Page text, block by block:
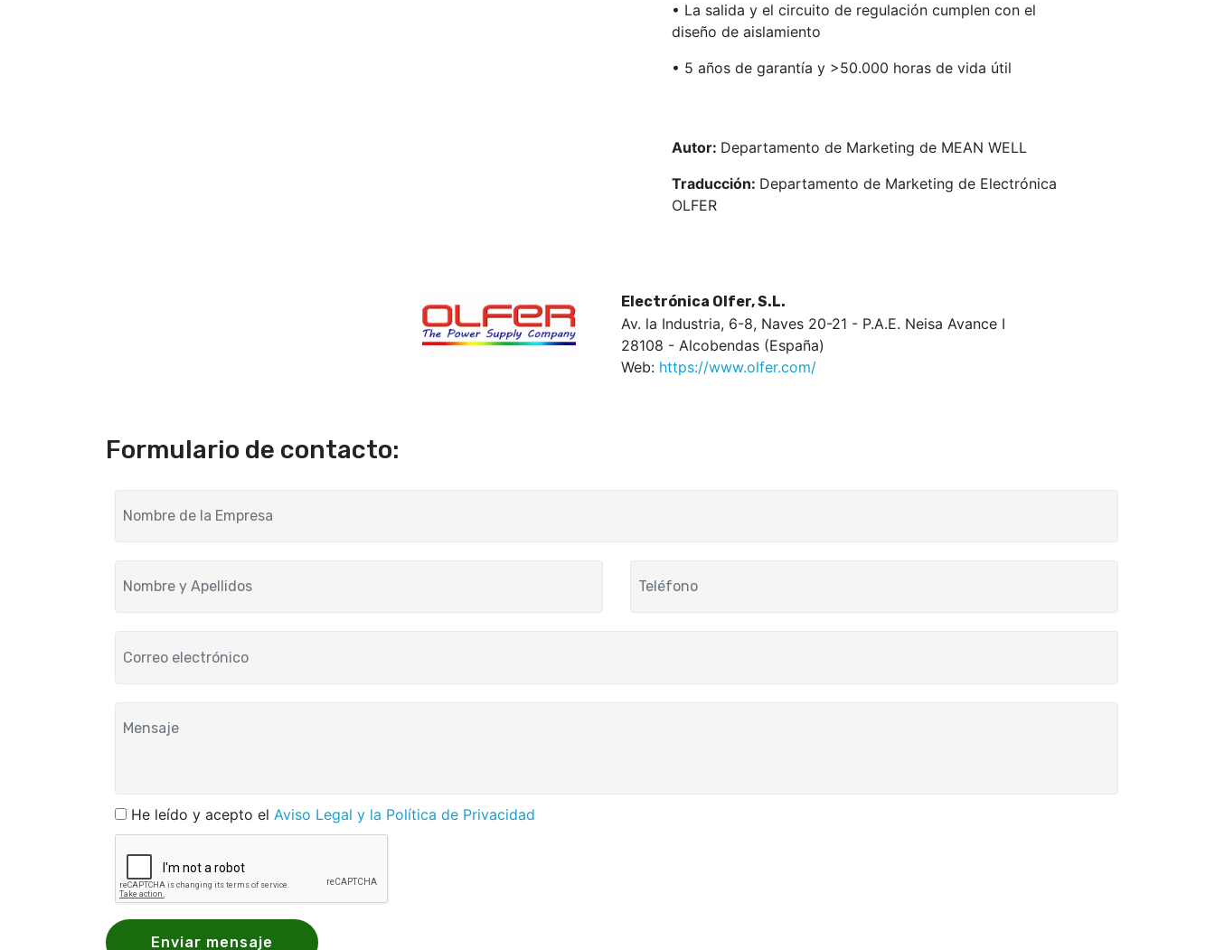
• La salida y el circuito de regulación cumplen con el
diseño de aislamiento
• 5 años de garantía y >50.000 horas de vida útil
Autor: Departamento de Marketing de MEAN WELL
Traducción: Departamento de Marketing de Electrónica
OLFER
Electrónica Olfer, S.L.
Av. la Industria, 6-8, Naves 20-21 - P.A.E. Neisa Avance I
28108 - Alcobendas (España)
Web: https://www.olfer.com/
Formulario de contacto:
He leído y acepto el Aviso Legal y la Política de Privacidad
Enviar mensaje